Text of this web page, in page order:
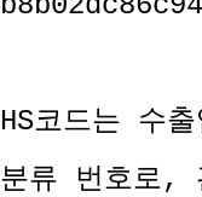
HS코드는 수
분류 번호로,